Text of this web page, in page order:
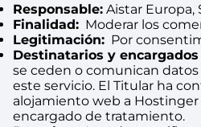
Responsable: Aistar Europa,
Finalidad: Moderar los
Legitimación: Por
Destinatarios y
se ceden o comunican
este servicio. El Titular ha
alojamiento web a
encargado de tratamiento.